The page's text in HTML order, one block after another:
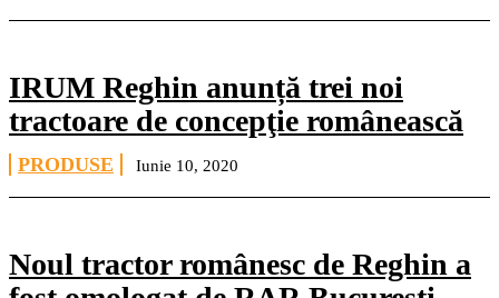
IRUM Reghin anunță trei noi
tractoare de concepţie românească
PRODUSE Iunie 10, 2020
Noul tractor românesc de Reghin a